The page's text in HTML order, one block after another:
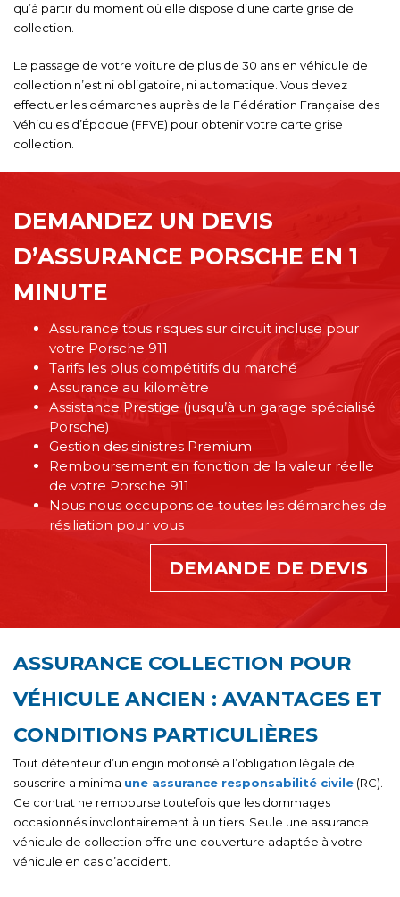
qu’à partir du moment où elle dispose d’une carte grise de
collection.
Le passage de votre voiture de plus de 30 ans en véhicule de
collection n’est ni obligatoire, ni automatique. Vous devez
effectuer les démarches auprès de la Fédération Française des
Véhicules d’Époque (FFVE) pour obtenir votre carte grise
collection.
DEMANDEZ UN DEVIS
D’ASSURANCE PORSCHE EN 1
MINUTE
Assurance tous risques sur circuit incluse pour
votre Porsche 911
Tarifs les plus compétitifs du marché
Assurance au kilomètre
Assistance Prestige (jusqu’à un garage spécialisé
Porsche)
Gestion des sinistres Premium
Remboursement en fonction de la valeur réelle
de votre Porsche 911
Nous nous occupons de toutes les démarches de
résiliation pour vous
DEMANDE DE DEVIS
ASSURANCE COLLECTION POUR
VÉHICULE ANCIEN : AVANTAGES ET
CONDITIONS PARTICULIÈRES
Tout détenteur d’un engin motorisé a l’obligation légale de
souscrire a minima une assurance responsabilité civile (RC).
Ce contrat ne rembourse toutefois que les dommages
occasionnés involontairement à un tiers. Seule une assurance
véhicule de collection offre une couverture adaptée à votre
véhicule en cas d’accident.